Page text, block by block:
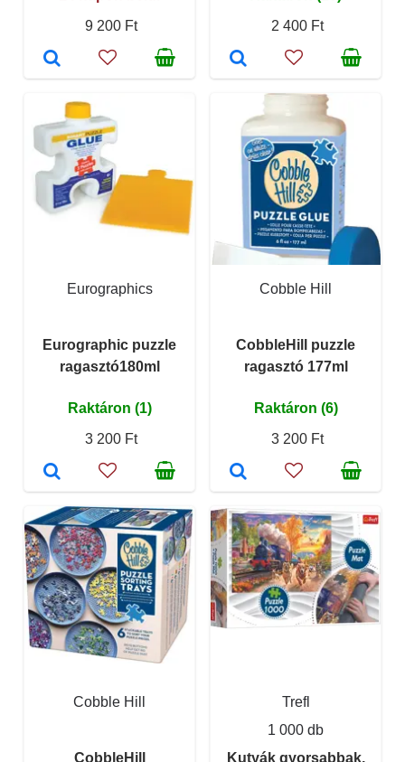
9 200 Ft
2 400 Ft
Eurographics
Eurographic puzzle
ragasztó180ml
Raktáron (1)
3 200 Ft
Cobble Hill
CobbleHill puzzle
ragasztó 177ml
Raktáron (6)
3 200 Ft
Cobble Hill
CobbleHill
Trefl
1 000 db
Kutyák gyorsabbak,